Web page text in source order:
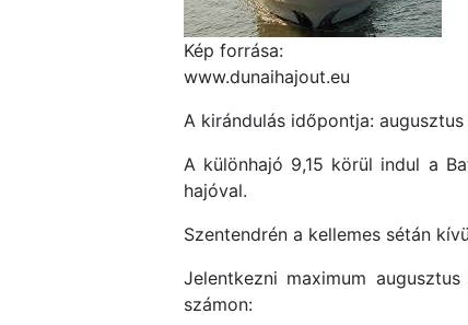
Kép forrása:
www.dunaihajout.eu
A kirándulás időpontja:
A különhajó 9,15 körül indul a
hajóval.
Szentendrén a kellemes sétán
Jelentkezni maximum
számon: